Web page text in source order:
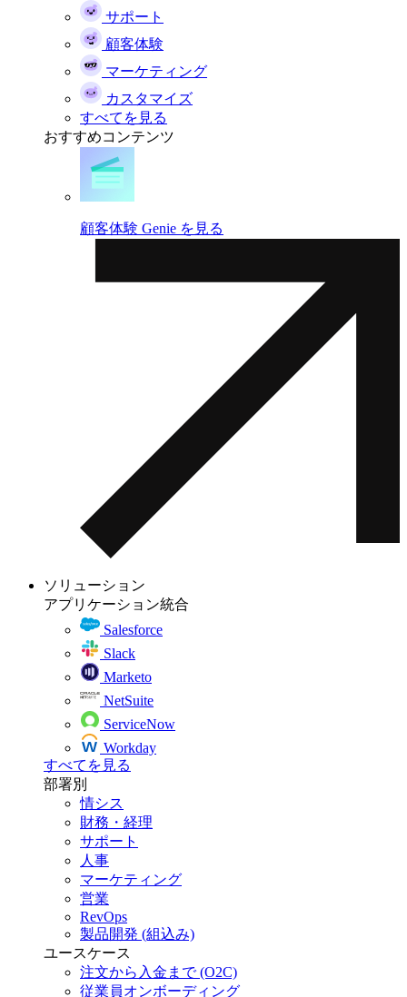
サポート
顧客体験
マーケティング
カスタマイズ
すべてを見る
おすすめコンテンツ
顧客体験 Genie を見る
ソリューション
アプリケーション統合
Salesforce
Slack
Marketo
NetSuite
ServiceNow
Workday
すべてを見る
部署別
情シス
財務・経理
サポート
人事
マーケティング
営業
RevOps
製品開発 (組込み)
ユースケース
注文から入金まで (O2C)
従業員オンボーディング